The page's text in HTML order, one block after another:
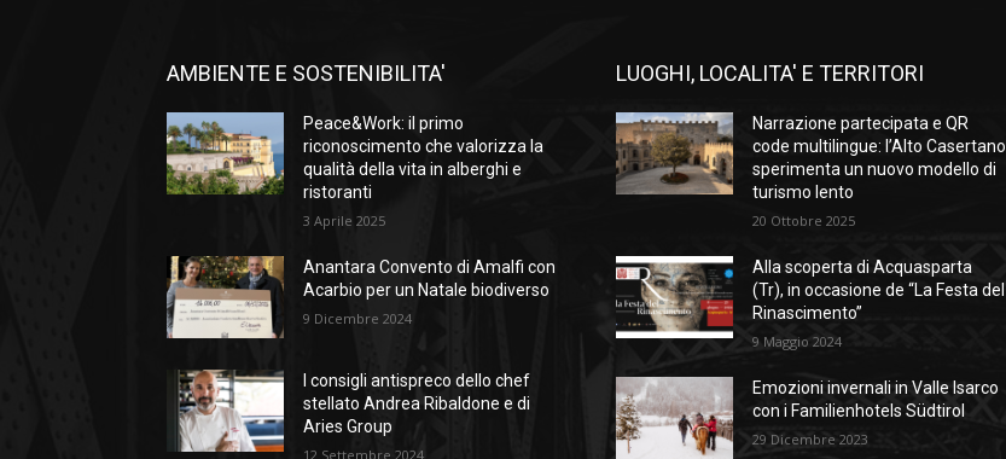
AMBIENTE E SOSTENIBILITA'
Peace&Work: il primo
riconoscimento che valorizza la
qualità della vita in alberghi e
ristoranti
3 Aprile 2025
Anantara Convento di Amalfi con
Acarbio per un Natale biodiverso
9 Dicembre 2024
I consigli antispreco dello chef
stellato Andrea Ribaldone e di
Aries Group
12 Settembre 2024
LUOGHI, LOCALITA' E TERRITORI
Narrazione partecipata e QR
code multilingue: l’Alto Casertano
sperimenta un nuovo modello di
turismo lento
20 Ottobre 2025
Alla scoperta di Acquasparta
(Tr), in occasione de “La Festa del
Rinascimento”
9 Maggio 2024
Emozioni invernali in Valle Isarco
con i Familienhotels Südtirol
29 Dicembre 2023